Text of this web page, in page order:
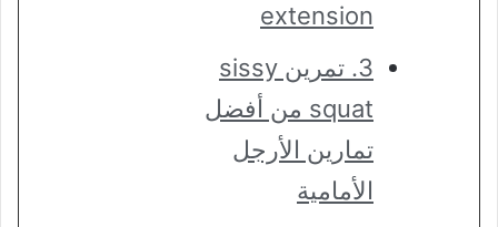
extension
3. تمرين sissy
squat من أفضل
تمارين الأرجل
الأمامية